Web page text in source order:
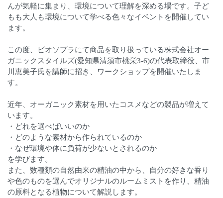
んが気軽に集まり、環境について理解を深める場です。子ど
もも大人も環境について学べる色々なイベントを開催してい
ます。
この度、ビオソプラにて商品を取り扱っている株式会社オー
ガニックスタイルズ(愛知県清須市桃栄3-6)の代表取締役、市
川恵美子氏を講師に招き、ワークショップを開催いたしま
す。
近年、オーガニック素材を用いたコスメなどの製品が増えて
います。
・どれを選べばいいのか
・どのような素材から作られているのか
・なぜ環境や体に負荷が少ないとされるのか
を学びます。
また、数種類の自然由来の精油の中から、自分の好きな香り
や色のものを選んでオリジナルのルームミストを作り、精油
の原料となる植物について解説します。